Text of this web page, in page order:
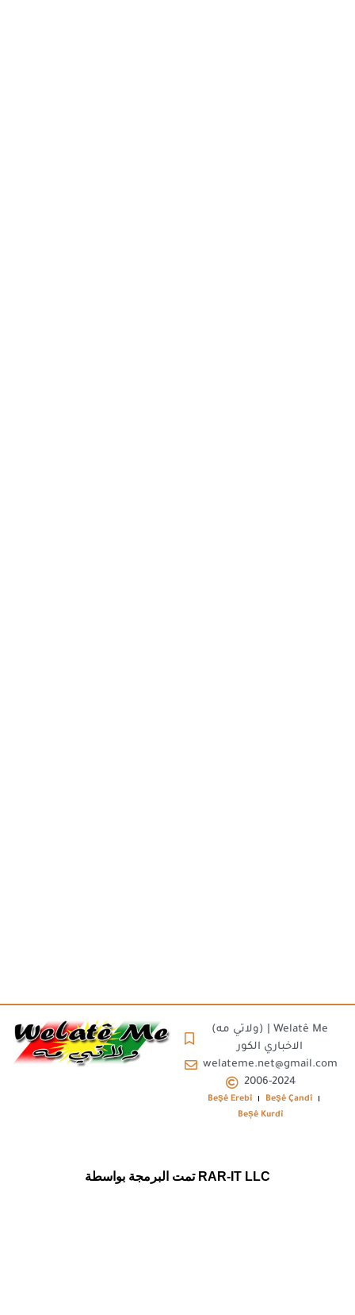
(ولاتي مه) | Welatê Me
الاخباري الكور
welateme.net@gmail.com
2006-2024
Beşê Erebî
Beşê Çandî
Beșê Kurdî
تمت البرمجة بواسطة RAR-IT LLC